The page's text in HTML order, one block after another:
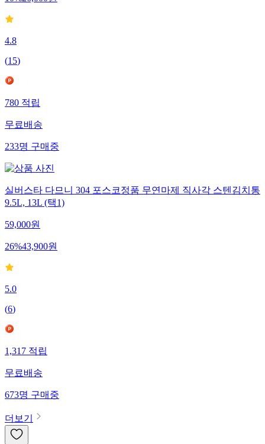
10%26,000원
4.8
(15)
780적립
무료배송
233명구매중
실버스타 다므니 304 포스코정품 무연마제 직사각 스텐김치통
9.5L, 13L (택1)
59,000원
26%43,900원
5.0
(6)
1,317적립
무료배송
673명구매중
더보기